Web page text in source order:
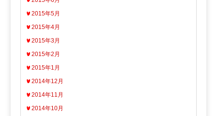
2015年5月
2015年4月
2015年3月
2015年2月
2015年1月
2014年12月
2014年11月
2014年10月